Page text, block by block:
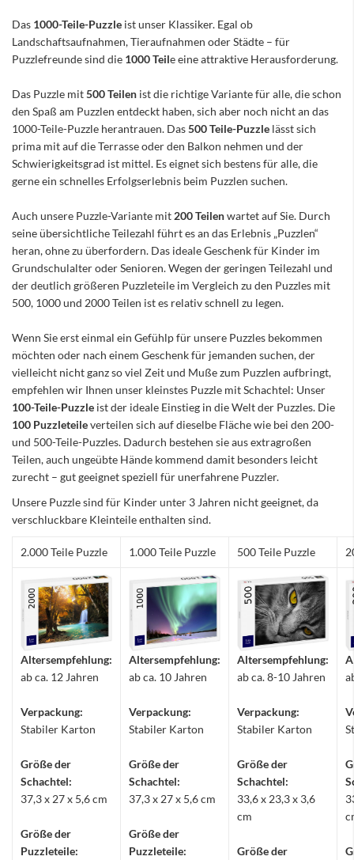
Das 1000-Teile-Puzzle ist unser Klassiker. Egal ob
Landschaftsaufnahmen, Tieraufnahmen oder Städte – für
Puzzlefreunde sind die 1000 Teile eine attraktive Herausforderung.
Das Puzzle mit500 Teilen ist die richtige Variante für alle, die schon
den Spaß am Puzzlen entdeckt haben, sich aber noch nicht an das
1000-Teile-Puzzle herantrauen. Das500 Teile-Puzzle lässt sich
prima mit auf die Terrasse oder den Balkon nehmen und der
Schwierigkeitsgrad ist mittel. Es eignet sich bestens für alle, die
gerne ein schnelles Erfolgserlebnis beim Puzzlen suchen.
Auch unsere Puzzle-Variante mit 200 Teilenwartet auf Sie. Durch
seine übersichtliche Teilezahl führt es an das Erlebnis „Puzzlen“
heran, ohne zu überfordern. Das ideale Geschenk für Kinder im
Grundschulalter oder Senioren. Wegen der geringen Teilezahl und
der deutlich größeren Puzzleteile im Vergleich zu den Puzzles mit
500, 1000 und 2000 Teilen ist es relativ schnell zu legen.
Wenn Sie erst einmal ein Gefühlp für unsere Puzzles bekommen
möchten oder nach einem Geschenk für jemanden suchen, der
vielleicht nicht ganz so viel Zeit und Muße zum Puzzlen aufbringt,
empfehlen wir Ihnen unser kleinstes Puzzle mit Schachtel: Unser
100-Teile-Puzzle ist der ideale Einstieg in die Welt der Puzzles. Die
100 Puzzleteileverteilen sich auf dieselbe Fläche wie bei den 200-
und 500-Teile-Puzzles. Dadurch bestehen sie aus extragroßen
Teilen, auch ungeübte Hände kommend damit besonders leicht
zurecht – gut geeignet speziell für unerfahrene Puzzler.
Unsere Puzzle sind für Kinder unter 3 Jahren nicht geeignet, da
verschluckbare Kleinteile enthalten sind.
2.000 Teile Puzzle 1.000 Teile Puzzle 500 Teile Puzzle
Altersempfehlung:
ab ca. 12 Jahren
Verpackung:
Stabiler Karton
Größe der
Schachtel:
37,3 x 27 x 5,6 cm
Größe der
Puzzleteile:
Altersempfehlung:
ab ca. 10 Jahren
Verpackung:
Stabiler Karton
Größe der
Schachtel:
37,3 x 27 x 5,6 cm
Größe der
Puzzleteile:
Altersempfehlung:
ab ca. 8-10 Jahren
Verpackung:
Stabiler Karton
Größe der
Schachtel:
33,6 x 23,3 x 3,6
cm
Größe der